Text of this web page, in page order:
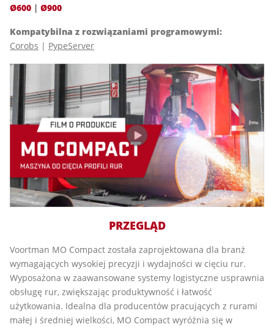
Ø600 | Ø900
Kompatybilna z rozwiązaniami programowymi:
Corobs | PypeServer
PRZEGLĄD
Voortman MO Compact została zaprojektowana dla branż
wymagających wysokiej precyzji i wydajności w cięciu rur.
Wyposażona w zaawansowane systemy logistyczne usprawnia
obsługę rur, zwiększając produktywność i łatwość
użytkowania. Idealna dla producentów pracujących z rurami
małej i średniej wielkości, MO Compact wyróżnia się w